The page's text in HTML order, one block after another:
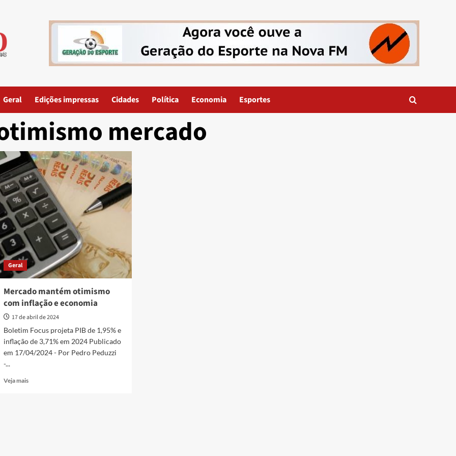
Geral Edições impressas Cidades Política Economia Esportes
mercado
Geral
Mercado mantém otimismo
com inflação e economia
17 de abril de 2024
Boletim Focus projeta PIB de 1,95% e
inflação de 3,71% em 2024 Publicado
em 17/04/2024 - Por Pedro Peduzzi
-...
Veja maisRead